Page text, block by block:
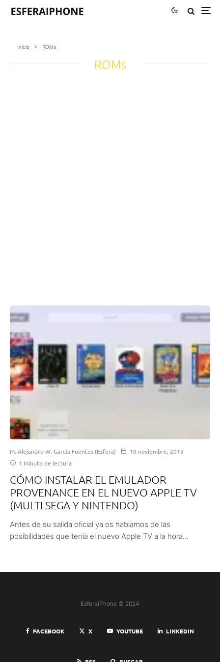
Inicio ROMs
ROMs
M. Alejandro W. García Fuentes (Esfera)
10 noviembre, 2015
1 Minuto de lectura
CÓMO INSTALAR EL EMULADOR
PROVENANCE EN EL NUEVO APPLE TV
(MULTI SEGA Y NINTENDO)
Antes de su salida oficial ya os hablamos de las
posibilidades que tenía el nuevo Apple TV a la hora...
EsferaiPhone © 2024
FACEBOOK X YOUTUBE LINKEDIN